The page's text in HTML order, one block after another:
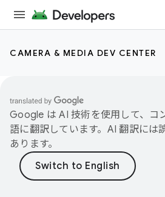
CAMERA & MEDIA DEV CENTER
Google は AI 技術を使用して、コ
語に翻訳しています。AI 翻訳には
あります。